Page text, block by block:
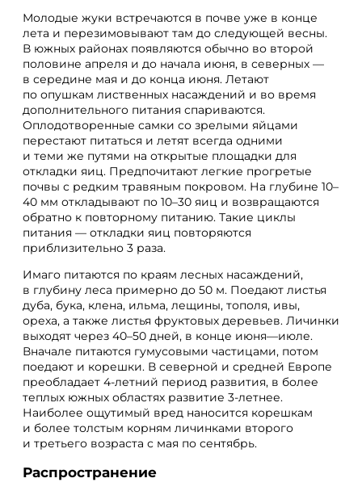
Молодые жуки встречаются в почве уже в конце
лета и перезимовывают там до следующей весны.
В южных районах появляются обычно во второй
половине апреля и до начала июня, в северных —
в середине мая и до конца июня. Летают
по опушкам лиственных насаждений и во время
дополнительного питания спариваются.
Оплодотворенные самки со зрелыми яйцами
перестают питаться и летят всегда одними
и теми же путями на открытые площадки для
откладки яиц. Предпочитают легкие прогретые
почвы с редким травяным покровом. На глубине 10–
40 мм откладывают по 10–30 яиц и возвращаются
обратно к повторному питанию. Такие циклы
питания — откладки яиц повторяются
приблизительно 3 раза.
Имаго питаются по краям лесных насаждений,
в глубину леса примерно до 50 м. Поедают листья
дуба, бука, клена, ильма, лещины, тополя, ивы,
ореха, а также листья фруктовых деревьев. Личинки
выходят через 40–50 дней, в конце июня—июле.
Вначале питаются гумусовыми частицами, потом
поедают и корешки. В северной и средней Европе
преобладает 4-летний период развития, в более
теплых южных областях развитие 3-летнее.
Наиболее ощутимый вред наносится корешкам
и более толстым корням личинками второго
и третьего возраста с мая по сентябрь.
Распространение